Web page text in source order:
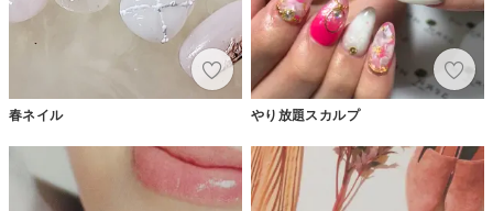
春ネイル やり放題スカルプ